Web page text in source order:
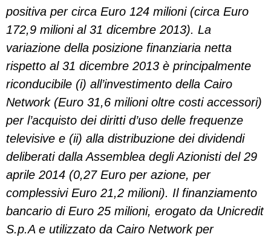
positiva per circa Euro 124 milioni (circa Euro
172,9 milioni al 31 dicembre 2013). La
variazione della posizione finanziaria netta
rispetto al 31 dicembre 2013 è principalmente
riconducibile (i) all’investimento della Cairo
Network (Euro 31,6 milioni oltre costi accessori)
per l’acquisto dei diritti d’uso delle frequenze
televisive e (ii) alla distribuzione dei dividendi
deliberati dalla Assemblea degli Azionisti del 29
aprile 2014 (0,27 Euro per azione, per
complessivi Euro 21,2 milioni). Il finanziamento
bancario di Euro 25 milioni, erogato da Unicredit
S.p.A e utilizzato da Cairo Network per